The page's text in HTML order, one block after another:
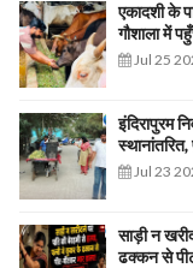
एकादशी के
गौशाला में
Jul 25
इंदिरापुरम
Jul 23
साड़ी न
ढक्कन से